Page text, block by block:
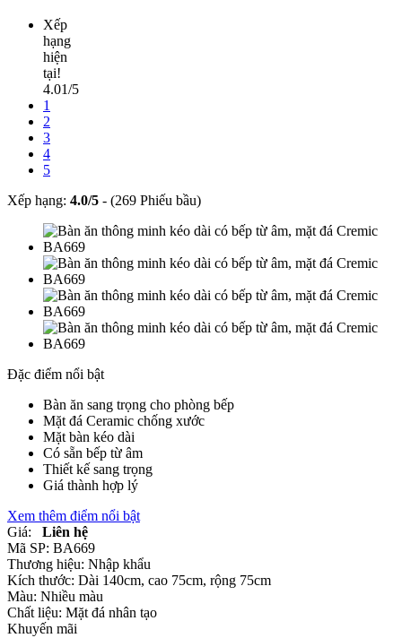
Xếp
hạng
hiện
tại!
4.01/5
1
2
3
4
5
Xếp hạng: 4.0/5 - (269 Phiếu bầu)
Đặc điểm nổi bật
Bàn ăn sang trọng cho phòng bếp
Mặt đá Ceramic chống xước
Mặt bàn kéo dài
Có sẵn bếp từ âm
Thiết kế sang trọng
Giá thành hợp lý
Xem thêm điểm nổi bật
Giá:
Liên hệ
Mã SP: BA669
Thương hiệu: Nhập khẩu
Kích thước: Dài 140cm, cao 75cm, rộng 75cm
Màu: Nhiều màu
Chất liệu: Mặt đá nhân tạo
Khuyến mãi